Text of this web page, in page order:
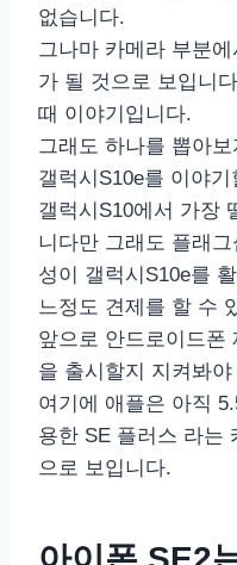
없습니다.
그나마 카메라 부분
가 될 것으로 보입니
때 이야기입니다.
그래도 하나를 뽑아
갤럭시S10e를 이야
갤럭시S10에서 가장
니다만 그래도 플래
성이 갤럭시S10e를
느정도 견제를 할 수
앞으로 안드로이드폰
을 출시할지 지켜봐
여기에 애플은 아직
용한 SE 플러스 라는
으로 보입니다.